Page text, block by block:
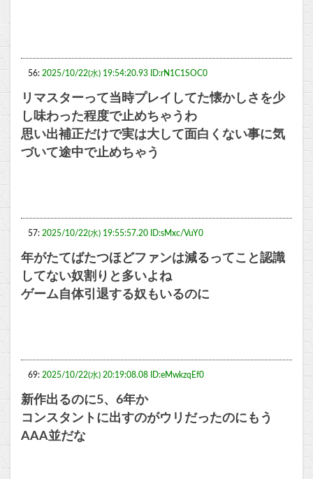
56: 2025/10/22(水) 19:54:20.93 ID:rN1C1SOC0
リマスターって当時プレイしてた懐かしさを少
し味わった程度で止めちゃうわ
思い出補正だけで実は大して面白くない事に気
づいて途中で止めちゃう
57: 2025/10/22(水) 19:55:57.20 ID:sMxc/VuY0
年がたてばたつほどファンは減るってこと認識
してない奴割りと多いよね
ゲーム自体引退する奴もいるのに
69: 2025/10/22(水) 20:19:08.08 ID:eMwkzqEf0
新作出るのに5、6年か
コンスタントに出すのがウリだったのにもう
AAA並だな